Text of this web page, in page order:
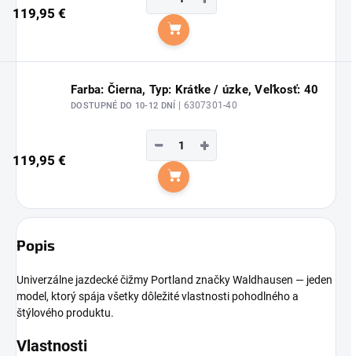
119,95 €
Do košíka
Farba: Čierna, Typ: Krátke / úzke, Veľkosť: 40
DOSTUPNÉ DO 10-12 DNÍ | 6307301-40
119,95 €
+
−
Do košíka
Popis
Univerzálne jazdecké čižmy Portland značky Waldhausen — jeden
model, ktorý spája všetky dôležité vlastnosti pohodlného a
štýlového produktu.
Vlastnosti